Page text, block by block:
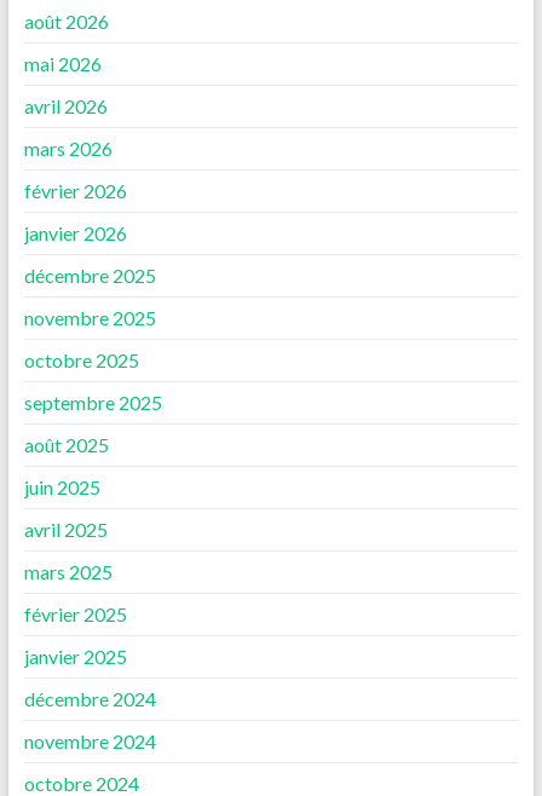
août 2026
mai 2026
avril 2026
mars 2026
février 2026
janvier 2026
décembre 2025
novembre 2025
octobre 2025
septembre 2025
août 2025
juin 2025
avril 2025
mars 2025
février 2025
janvier 2025
décembre 2024
novembre 2024
octobre 2024